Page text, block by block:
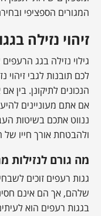
המגורים הספציפי
זיהוי נזילה
גילוי נזילה בגג
לכם תובנות לגבי זיהוי
הנכונים לתיקונן. בין
אם אתם מעוניינים
ננווט אתכם בשיטות
ולהבטחת אורך חייו
מה גורם לנזילות
גגות רעפים זוכים
שלהם, אך הם אינם
בגגות רעפים הוא